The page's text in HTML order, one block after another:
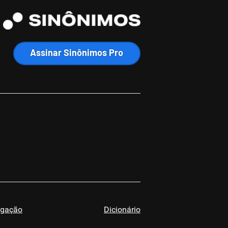
Assinar Sinônimos Pro
Dicionário